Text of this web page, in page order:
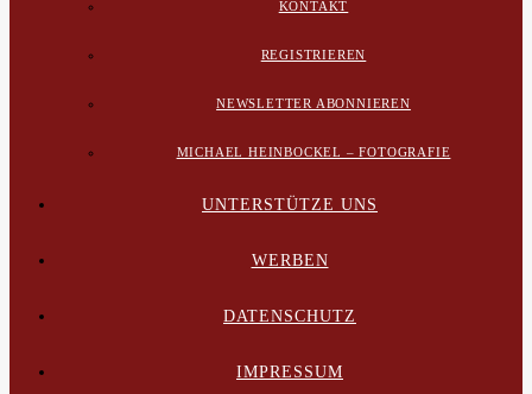
KONTAKT
REGISTRIEREN
NEWSLETTER ABONNIEREN
MICHAEL HEINBOCKEL – FOTOGRAFIE
UNTERSTÜTZE UNS
WERBEN
DATENSCHUTZ
IMPRESSUM